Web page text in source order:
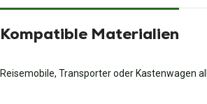
Kompatible Materialien
Reisemobile, Transporter oder Kastenwagen